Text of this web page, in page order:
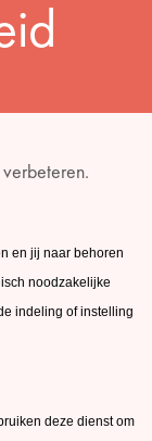
en jij naar behoren
noodzakelijke
indeling of instelling
deze dienst om